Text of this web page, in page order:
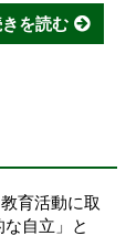
を読む
育活動に取
自立」と